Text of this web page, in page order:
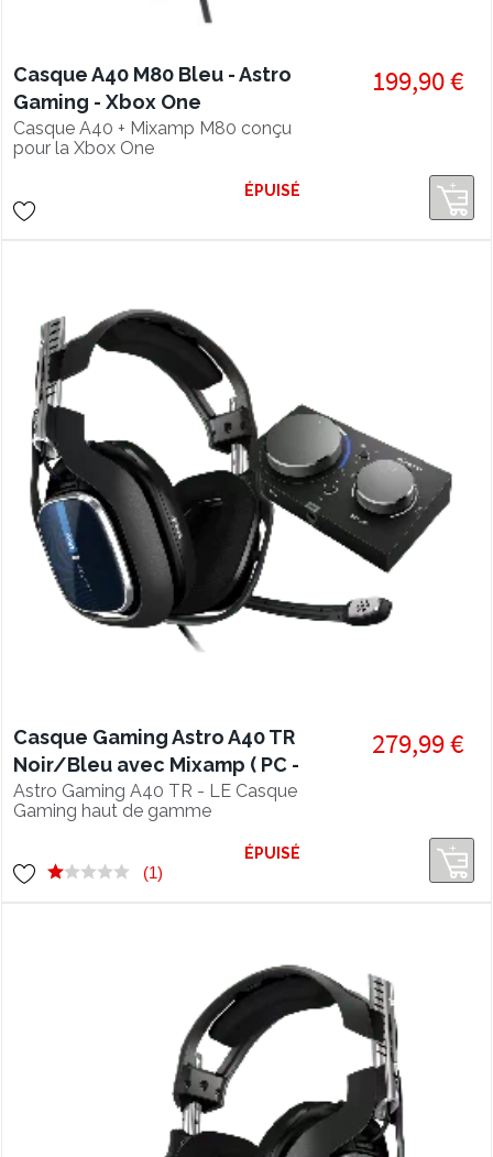
Casque A40 M80 Bleu - Astro
Gaming - Xbox One
Casque A40 + Mixamp M80 conçu
pour la Xbox One
199,90 €
ÉPUISÉ
Casque Gaming Astro A40 TR
Noir/Bleu avec Mixamp ( PC -
PS4 )
Astro Gaming A40 TR - LE Casque
Gaming haut de gamme
pour une expérience audio DOLBY
inégalable ! ( PC - PS4 )
279,99 €
(1)
ÉPUISÉ